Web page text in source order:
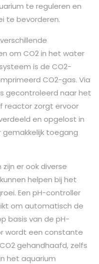
te reguleren en
te bevorderen.
om CO2 in het water
is de CO2-
CO2-gas. Via
gecontroleerd naar het
reactor zorgt ervoor
en opgelost in
toegang
er ook diverse
helpen bij het
Een pH-controller
om automatisch de
basis van de pH-
wordt een constante
gehandhaafd, zelfs
het aquarium